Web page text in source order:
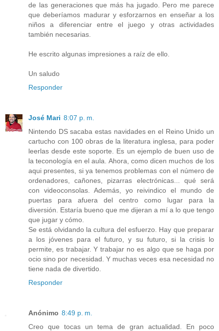
de las generaciones que más ha jugado. Pero me parece
que deberíamos madurar y esforzarnos en enseñar a los
niños a diferenciar entre el juego y otras actividades
también necesarias.
He escrito algunas impresiones a raíz de ello.
Un saludo
Responder
José Mari 8:07 p. m.
Nintendo DS sacaba estas navidades en el Reino Unido un
cartucho con 100 obras de la literatura inglesa, para poder
leerlas desde este soporte. Es un ejemplo de buen uso de
la teconología en el aula. Ahora, como dicen muchos de los
aqui presentes, si ya tenemos problemas con el número de
ordenadores, cañones, pizarras electrónicas... qué será
con videoconsolas. Además, yo reivindico el mundo de
puertas para afuera del centro como lugar para la
diversión. Estaría bueno que me dijeran a mí a lo que tengo
que jugar y cómo.
Se está olvidando la cultura del esfuerzo. Hay que preparar
a los jóvenes para el futuro, y su futuro, si la crisis lo
permite, es trabajar. Y trabajar no es algo que se haga por
ocio sino por necesidad. Y muchas veces esa necesidad no
tiene nada de divertido.
Responder
Anónimo 8:49 p. m.
Creo que tocas un tema de gran actualidad. En poco